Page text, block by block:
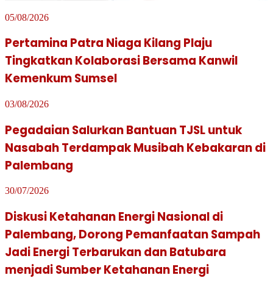
05/08/2026
Pertamina Patra Niaga Kilang Plaju
Tingkatkan Kolaborasi Bersama Kanwil
Kemenkum Sumsel
03/08/2026
Pegadaian Salurkan Bantuan TJSL untuk
Nasabah Terdampak Musibah Kebakaran di
Palembang
30/07/2026
Diskusi Ketahanan Energi Nasional di
Palembang, Dorong Pemanfaatan Sampah
Jadi Energi Terbarukan dan Batubara
menjadi Sumber Ketahanan Energi